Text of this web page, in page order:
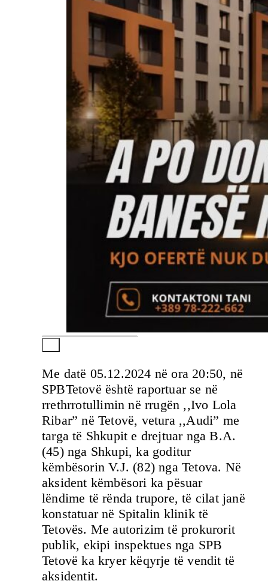
Me datë 05.12.2024 në ora 20:50, në
SPBTetovë është raportuar se në
rrethrrotullimin në rrugën ,,Ivo Lola
Ribar” në Tetovë, vetura ,,Audi” me
targa të Shkupit e drejtuar nga B.A.
(45) nga Shkupi, ka goditur
këmbësorin V.J. (82) nga Tetova. Në
aksident këmbësori ka pësuar
lëndime të rënda trupore, të cilat janë
konstatuar në Spitalin klinik të
Tetovës. Me autorizim të prokurorit
publik, ekipi inspektues nga SPB
Tetovë ka kryer këqyrje të vendit të
aksidentit.